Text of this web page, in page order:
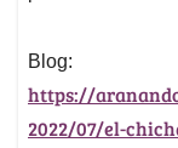
Blog:
https://
2022/07/el-